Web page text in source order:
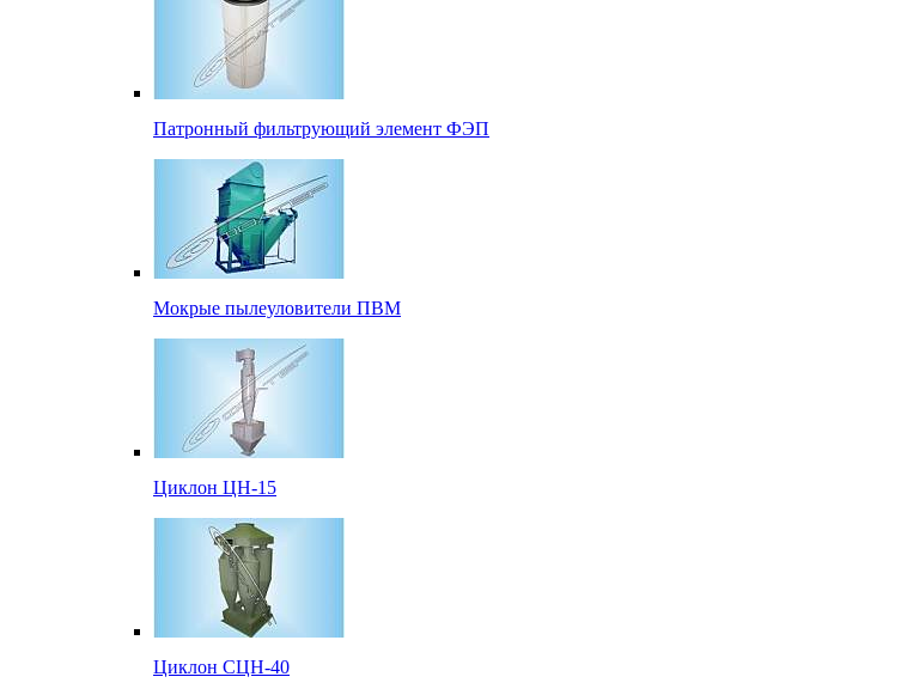
Патронный фильтрующий элемент ФЭП
Мокрые пылеуловители ПВМ
Циклон ЦН-15
Циклон СЦН-40